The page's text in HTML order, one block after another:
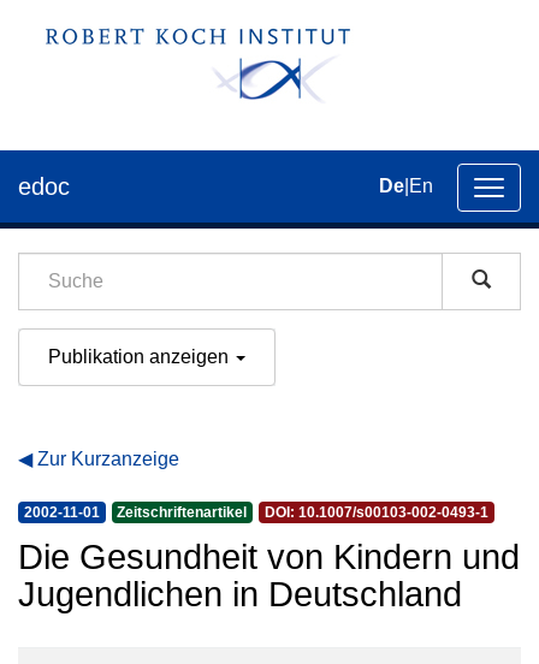
der
edoc De En
Publikation anzeigen
Zur Kurzanzeige
2002-11-01 Zeitschriftenartikel DOI: 10.1007/s00103-002-0493-1
Die Gesundheit von Kindern und
Jugendlichen in Deutschland